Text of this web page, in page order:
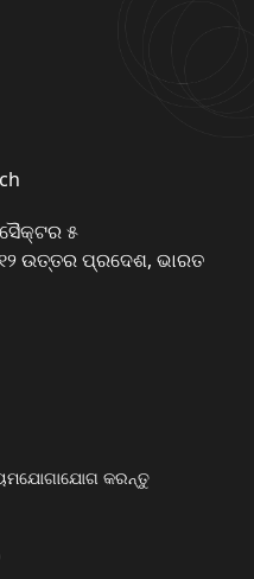
୫
ଉତ୍ତର ପ୍ରଦେଶ, ଭାରତ
ଯୋଗାଯୋଗ କରନ୍ତୁ